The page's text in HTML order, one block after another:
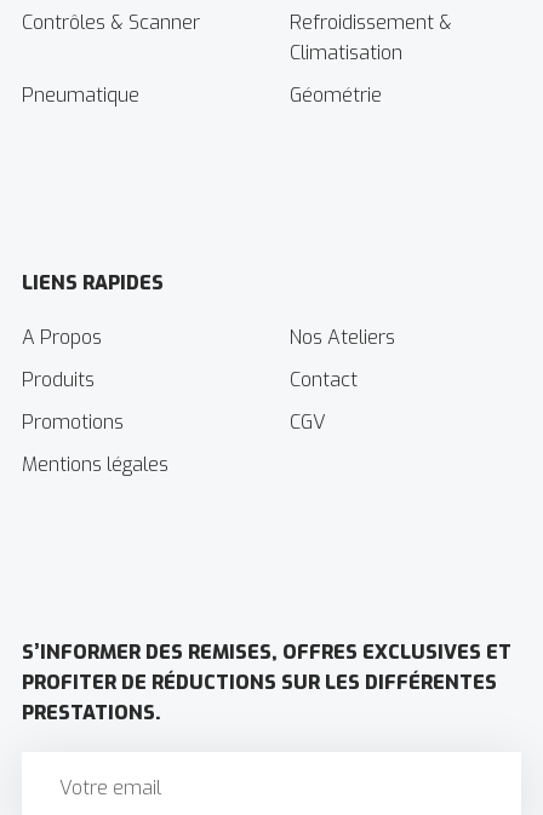
Contrôles & Scanner
Refroidissement &
Climatisation
Pneumatique
Géométrie
LIENS RAPIDES
A Propos
Nos Ateliers
Produits
Contact
Promotions
CGV
Mentions légales
S’INFORMER DES REMISES, OFFRES EXCLUSIVES ET
PROFITER DE RÉDUCTIONS SUR LES DIFFÉRENTES
PRESTATIONS.